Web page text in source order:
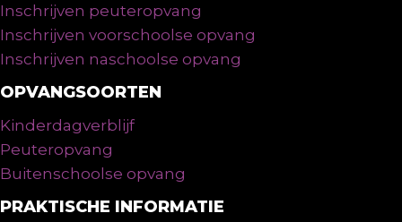
Inschrijven peuteropvang
Inschrijven voorschoolse opvang
Inschrijven naschoolse opvang
OPVANGSOORTEN
Kinderdagverblijf
Peuteropvang
Buitenschoolse opvang
PRAKTISCHE INFORMATIE